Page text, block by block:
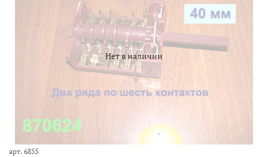
Нет в наличии
арт. 6855